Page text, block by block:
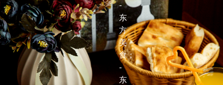
-
东
方
美
食；
-
东